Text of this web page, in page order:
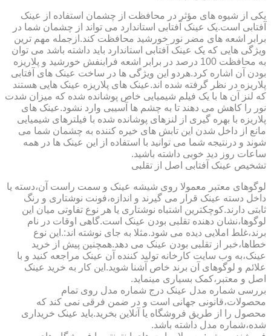
یکی از شیوه های مؤثر در محافظت از چشمان استفاده از عینک
آفتابی است.یک عینک آفتابی استاندارد می تواند از چشمان شما در
برابر اشعه های مضر نور خورشید محافظت کند.ازجمله مهم ترین
ویژگی هایی که یک عینک آفتابی استاندارد باید داشته باشد می توان
به محافظت 100 درصد در برابر اشعه فرابنفش خورشید و پلاریزه
بودن آن اشاره کرد.هردو این ویژگی ها در ساخت عینک های آفتابی
پلاریزه در نظر گرفته شده اند.عینک های پلاریزه عینک هایی هستند
که لنز آن ها با یک فیلم شیمیایی خاص پوشانده شده که میزان شدت
نور را کاهش می دهند تا به چشم ها آسیبی وارد نشود.عینک های
پلاریزه با بهره گیری از لنزهای پوشانده شده با فیلترهای شیمیایی
مانع از داخل شدن این تابش های خیره کننده به چشمان شما می
شوند و درنتیجه شما می توانید با استفاده از این عینک ها در همه
ساعات روز دید خوبی داشته باشید.
تشخیص عینک آفتابی اصل از تقلبی
لوگوهای معتبر معمولا روی شیشه عینک و سمت راست آن،دسته یا
داخل دسته عینک قرار می گیرند و اندازه،فونت نوشتاری و رنگ
ثابتی دارند.کوچکترین اشتباه نوشتاری یا هر نوع تفاوتی میان این
لوگوها،نشان دهنده تقلبی بودن عینک است.گاهی اوقات در نام
برند،غلط املایی دیده می شود.مثلا به جای نوشته اند:.این نوع
خطاها،خبر از تقلبی بودن عینک می دهد.همچنین پیش از خرید
عینک،به وب سایت کارخانه تولید کننده آن عینک مراجعه کنید و با
علائم و لوگوهای آن برند خاص آشنا شوید.این کار به خرید عینک
اصل و معتبر،کمک بسیاری مینماید.
بررسی شماره مدل عینک درج شماره مدل روی تمام
محصولات،قانونی جهانی است و در ضمن فرقی نمی کند که
محصول را از طریق فروشگاه یا آنلاین بخرید.باید عینک خریداری
شده،شماره مدل داشته باشد.